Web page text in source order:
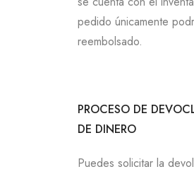
pedido únicamente
reembolsado.
PROCESO DE
DE DINERO
Puedes solicitar la